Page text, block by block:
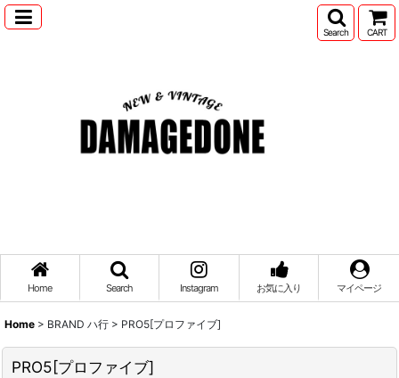
Search CART
Home Search Instagram お気に入り マイページ
Home > BRAND ハ行 > PRO5[プロファイブ]
PRO5[プロファイブ]